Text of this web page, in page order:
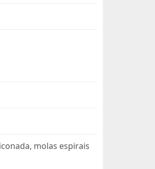
molas espirais